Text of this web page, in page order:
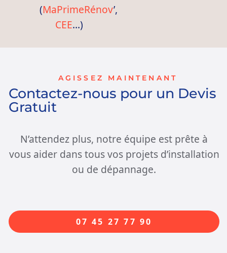
(MaPrimeRénov’,
CEE…)
AGISSEZ MAINTENANT
Contactez-nous pour un Devis
Gratuit
N’attendez plus, notre équipe est prête à
vous aider dans tous vos projets d’installation
ou de dépannage.
07 45 27 77 90